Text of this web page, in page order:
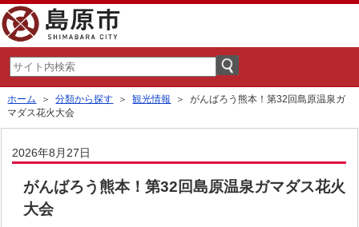
ホーム ＞分類から探す ＞観光情報
＞ がんばろう熊本！第32回島原温泉ガ
マダス花火大会
2026年8月27日
がんばろう熊本！第32回島原温泉ガマダス花火
大会